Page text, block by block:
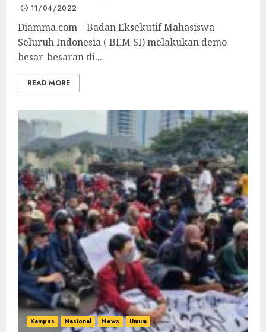
11/04/2022
Diamma.com – Badan Eksekutif Mahasiswa
Seluruh Indonesia ( BEM SI) melakukan demo
besar-besaran di...
READ MORE
Kampus Nasional News Umum